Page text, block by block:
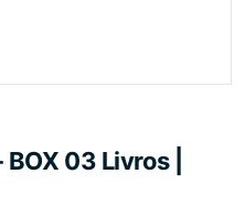
03 Livros |